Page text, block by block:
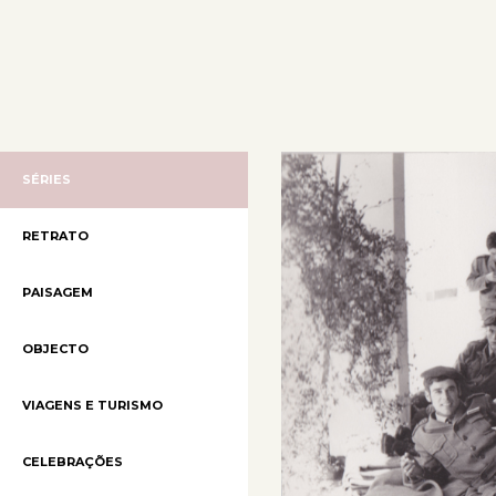
SÉRIES
RETRATO
PAISAGEM
OBJECTO
VIAGENS E TURISMO
CELEBRAÇÕES